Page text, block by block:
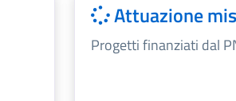
Attuazione
Progetti finanziati dal